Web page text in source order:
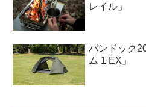
レイル」
バンドック
ム 1 EX」